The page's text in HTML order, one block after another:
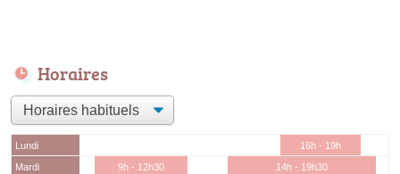
Horaires
Lundi
16h - 19h
Mardi
9h - 12h30
14h - 19h30